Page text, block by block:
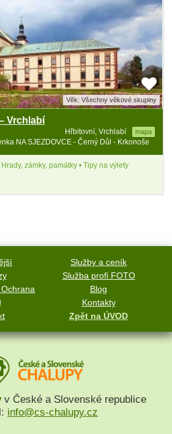
Věk: Všechny věkové skupiny
Vrchlabí
Hřbitovní, Vrchlabí mapa
NA SJEZDOVCE - Černý Důl - Krkonoše
zámky, památky • Tipy na výlety
Služby a ceník
Služba profi FOTO
Blog
Kontakty
Zpět na ÚVOD
v České a Slovenské republice
info@cs-chalupy.cz